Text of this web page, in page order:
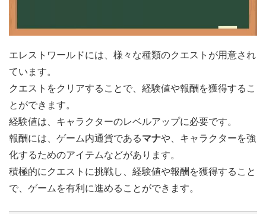
エレストワールドには、様々な種類のクエストが用意され
ています。
クエストをクリアすることで、経験値や報酬を獲得するこ
とができます。
経験値は、キャラクターのレベルアップに必要です。
報酬には、ゲーム内通貨であるマナや、キャラクターを強
化するためのアイテムなどがあります。
積極的にクエストに挑戦し、経験値や報酬を獲得すること
で、ゲームを有利に進めることができます。